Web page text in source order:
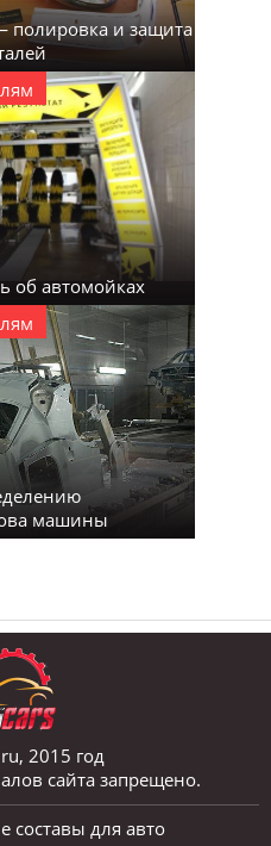
полировка и защита
об автомойках
машины
2015 год
сайта запрещено.
составы для авто